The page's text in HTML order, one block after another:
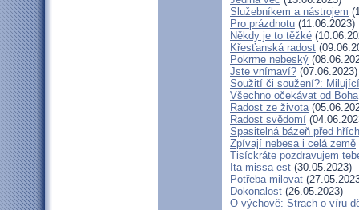
Služebníkem a nástrojem
Pro prázdnotu (11.06.2023)
Někdy je to těžké
Křesťanská radost
Pokrme nebeský
Jste vnímaví? (07.06.2023)
Soužití či soužení?:
Všechno očekávat od Boha
Radost ze života
Radost svědomí
Spasitelná bázeň před
Zpívají nebesa i celá země
Tisíckráte pozdravujem
Ita missa est (30.05.2023)
Potřeba milovat
Dokonalost (26.05.2023)
O výchově: Strach o víru